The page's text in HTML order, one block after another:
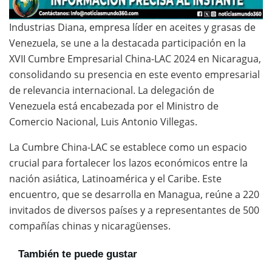
Industrias Diana, empresa líder en aceites y grasas de
Venezuela, se une a la destacada participación en la
XVII Cumbre Empresarial China-LAC 2024 en Nicaragua,
consolidando su presencia en este evento empresarial
de relevancia internacional. La delegación de
Venezuela está encabezada por el Ministro de
Comercio Nacional, Luis Antonio Villegas.
La Cumbre China-LAC se establece como un espacio
crucial para fortalecer los lazos económicos entre la
nación asiática, Latinoamérica y el Caribe. Este
encuentro, que se desarrolla en Managua, reúne a 220
invitados de diversos países y a representantes de 500
compañías chinas y nicaragüenses.
También te puede gustar